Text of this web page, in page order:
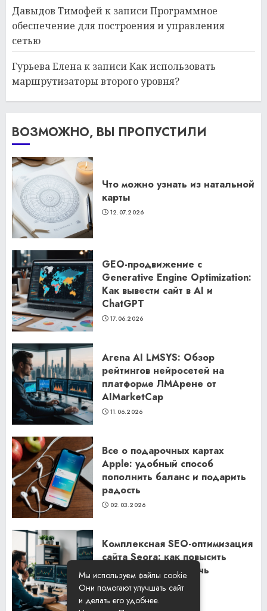
Давыдов Тимофейк записиПрограммное
обеспечение для построения и управления
сетью
Гурьева Еленак записиКак использовать
маршрутизаторы второго уровня?
ВОЗМОЖНО, ВЫ ПРОПУСТИЛИ
Что можно узнать из натальной
карты
12.07.2026
GEO-продвижение с
Generative Engine Optimization:
Как вывести сайт в AI и
ChatGPT
17.06.2026
Arena AI LMSYS: Обзор
рейтингов нейросетей на
платформе ЛМАрене от
AIMarketCap
11.06.2026
Все о подарочных картах
Apple: удобный способ
пополнить баланс и подарить
радость
02.03.2026
Комплексная SEO-оптимизация
сайта Seora: как повысить
видимость и привлечь
клиентов
06.02.2026
Мы используем файлы cookie.
Они помогают улучшать сайт
и делать его удобнее.